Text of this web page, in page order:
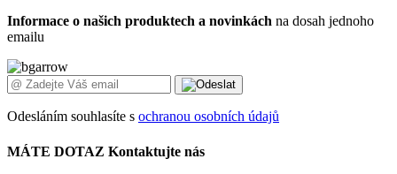
Informace o našich produktech a novinkách na dosah jednoho
emailu
Odesláním souhlasíte s ochranou osobních údajů
MÁTE DOTAZ Kontaktujte nás